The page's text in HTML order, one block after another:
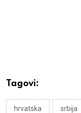
Tagovi:
hrvatska srbija